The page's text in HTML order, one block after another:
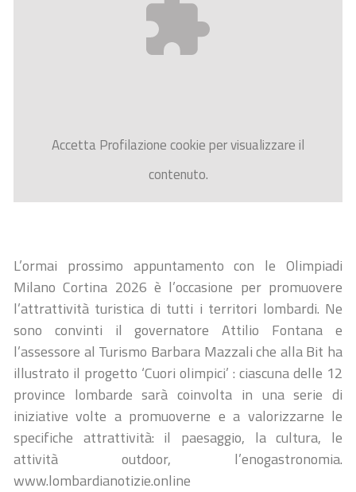
AccettaProfilazionecookie per visualizzare il
contenuto.
L’ormai prossimo appuntamento con le Olimpiadi
Milano Cortina 2026 è l’occasione per promuovere
l’attrattività turistica di tutti i territori lombardi. Ne
sono convinti il governatore Attilio Fontana e
l’assessore al Turismo Barbara Mazzali che alla Bit ha
illustrato il progetto ‘Cuori olimpici’ : ciascuna delle 12
province lombarde sarà coinvolta in una serie di
iniziative volte a promuoverne e a valorizzarne le
specifiche attrattività: il paesaggio, la cultura, le
attività outdoor, l’enogastronomia.
www.lombardianotizie.online